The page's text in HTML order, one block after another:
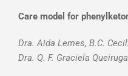
Care model for
Dra. Aida Lemes, B.C.
Dra. Q. F. Graciela Queiruga